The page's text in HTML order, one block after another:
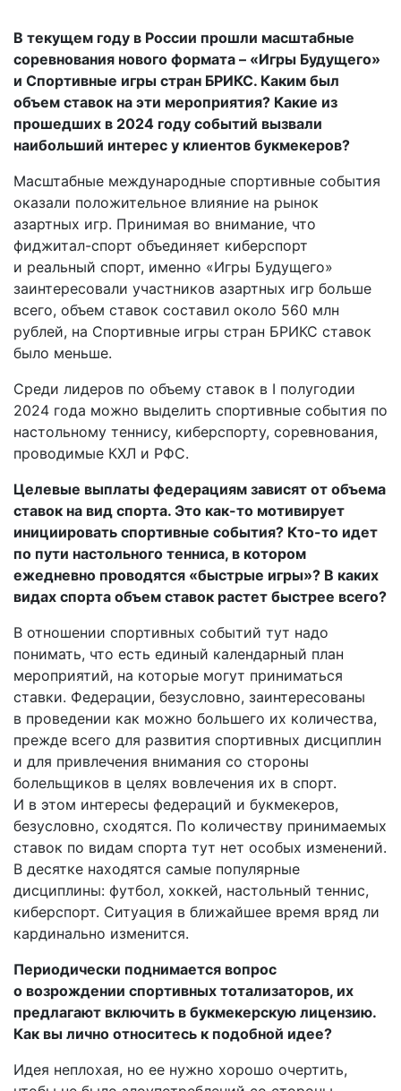
В текущем году в России прошли масштабные
соревнования нового формата – «Игры Будущего»
и Спортивные игры стран БРИКС. Каким был
объем ставок на эти мероприятия? Какие из
прошедших в 2024 году событий вызвали
наибольший интерес у клиентов букмекеров?
Масштабные международные спортивные события
оказали положительное влияние на рынок
азартных игр. Принимая во внимание, что
фиджитал-­спорт объединяет киберспорт
и реальный спорт, именно «Игры Будущего»
заинтересовали участников азартных игр больше
всего, объем ставок составил около 560 млн
рублей, на Спортивные игры стран БРИКС ставок
было меньше.
Среди лидеров по объему ставок в I полугодии
2024 года можно выделить спортивные события по
настольному теннису, киберспорту, соревнования,
проводимые КХЛ и РФС.
Целевые выплаты федерациям зависят от объема
ставок на вид спорта. Это как-то мотивирует
инициировать спортивные события? Кто-то идет
по пути настольного тенниса, в котором
ежедневно проводятся «быстрые игры»? В каких
видах спорта объем ставок растет быстрее всего?
В отношении спортивных событий тут надо
понимать, что есть единый календарный план
мероприятий, на которые могут приниматься
ставки. Федерации, безусловно, заинтересованы
в проведении как можно большего их количества,
прежде всего для развития спортивных дисциплин
и для привлечения внимания со стороны
болельщиков в целях вовлечения их в спорт.
И в этом интересы федераций и букмекеров,
безусловно, сходятся. По количеству принимаемых
ставок по видам спорта тут нет особых изменений.
В десятке находятся самые популярные
дисциплины: футбол, хоккей, настольный теннис,
киберспорт. Ситуация в ближайшее время вряд ли
кардинально изменится.
Периодически поднимается вопрос
о возрождении спортивных тотализаторов, их
предлагают включить в букмекерскую лицензию.
Как вы лично относитесь к подобной идее?
Идея неплохая, но ее нужно хорошо очертить,